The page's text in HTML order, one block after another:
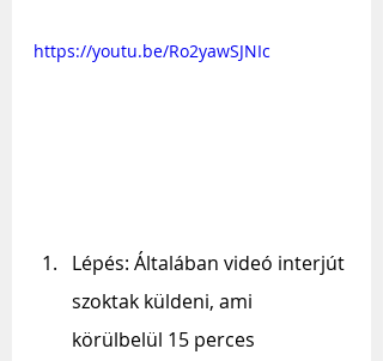
https://youtu.be/Ro2yawSJNIc
Lépés: Általában videó interjút
szoktak küldeni, ami
körülbelül 15 perces